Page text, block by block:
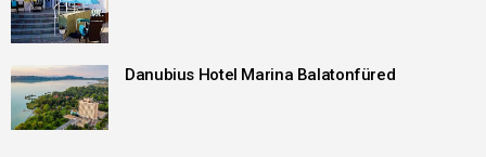
Danubius Hotel Marina Balatonfüred